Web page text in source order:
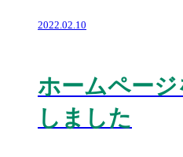
2022.02.10
ホームペー
しました